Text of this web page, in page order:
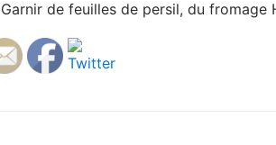
Garnir de feuilles de persil, du